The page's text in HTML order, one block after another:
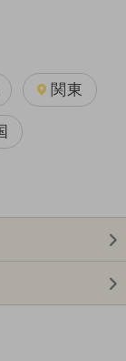
遊べる
関東